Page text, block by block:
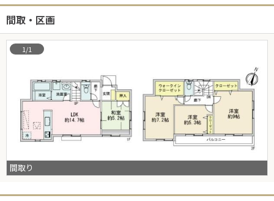
間取・区画
間取り
1/1